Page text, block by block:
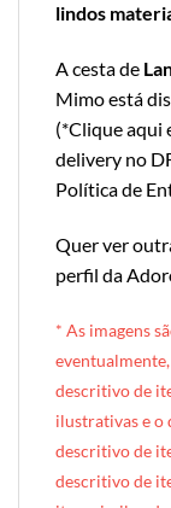
lindos
A cesta de
Mimo está
(*Clique aqui
delivery no
Política de
Quer ver
perfil da
* As imagens
descritivo de
ilustrativas e o
descritivo de
descritivo de